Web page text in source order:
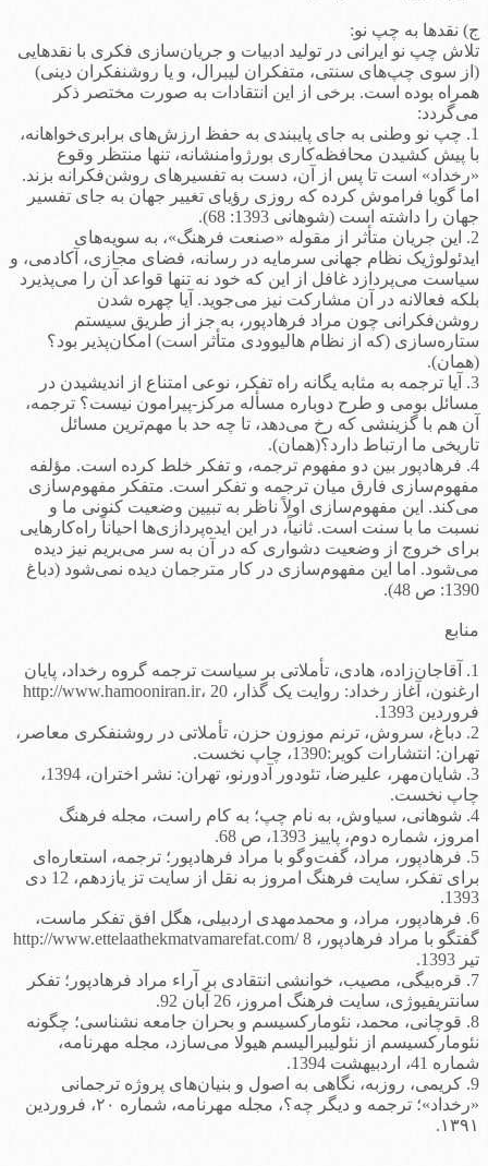
ج) نقدها به چپ نو:
تلاش چپ نو ایرانی در تولید ادبیات و جریان‌سازی فکری با نقدهایی
(از سوی چپ‌های سنتی، متفکران لیبرال، و یا روشنفکران دینی)
همراه بوده است. برخی از این انتقادات به صورت مختصر ذکر
می‌گردد:
1. چپ نو وطنی به جای پایبندی به حفظ ارزش‌های برابری‌خواهانه،
با پیش کشیدن محافظه‌کاری بورژوامنشانه، تنها منتظر وقوع
«رخداد» است تا پس از آن، دست به تفسیرهای روشن‌فکرانه بزند.
اما گویا فراموش کرده که روزی رؤیای تغییر جهان به جای تفسیر
جهان را داشته است (شوهانی 1393: 68).
2. این جریان متأثر از مقوله «صنعت فرهنگ»، به سویه‌های
ایدئولوژیک نظام جهانی سرمایه در رسانه، فضای مجازی، آکادمی، و
سیاست می‌پردازد غافل از این که خود نه تنها قواعد آن را می‌پذیرد
بلکه فعالانه در آن مشارکت نیز می‌جوید. آیا چهره شدن
روشن‌فکرانی چون مراد فرهادپور، به جز از طریق سیستم
ستاره‌سازی (که از نظام هالیوودی متأثر است) امکان‌پذیر بود؟
(همان).
3. آیا ترجمه به مثابه یگانه راه تفکر، نوعی امتناع از اندیشیدن در
مسائل بومی و طرح دوباره مسأله مرکز-پیرامون نیست؟ ترجمه،
آن هم با گزینشی که رخ می‌دهد، تا چه حد با مهم‌ترین مسائل
تاریخی ما ارتباط دارد؟(همان).
4. فرهادپور بین دو مفهوم ترجمه، و تفکر خلط کرده است. مؤلفه
مفهوم‌سازی فارق میان ترجمه و تفکر است. متفکر مفهوم‌سازی
می‌کند. این مفهوم‌سازی اولاً ناظر به تبیین وضعیت کنونی ما و
نسبت ما با سنت است. ثانیاً، در این ایده‌پردازی‌ها احیاناً راه‌کارهایی
برای خروج از وضعیت دشواری که در آن به سر می‌بریم نیز دیده
می‌شود. اما این مفهوم‌سازی در کار مترجمان دیده نمی‌شود (دباغ
1390: ص 48).
منابع
1. آقاجان‌زاده، هادی، تأملاتی بر سیاست ترجمه گروه رخداد، پایان
ارغنون، آغاز رخداد: روایت یک گذار، http://www.hamooniran.ir، 20
فروردین 1393.
2. دباغ، سروش، ترنم موزون حزن، تأملاتی در روشنفکری معاصر،
تهران: انتشارات کویر:1390، چاپ نخست.
3. شایان‌مهر، علیرضا، تئودور آدورنو، تهران: نشر اختران، 1394،
چاپ نخست.
4. شوهانی، سیاوش، به نام چپ؛ به کام راست، مجله فرهنگ
امروز، شماره دوم، پاییز 1393، ص 68.
5. فرهادپور، مراد، گفت‌وگو با مراد فرهادپور؛ ترجمه، استعاره‌ای
برای تفکر، سایت فرهنگ امروز به نقل از سایت تز یازدهم، 12 دی
1393.
6. فرهادپور، مراد، و محمدمهدی اردبیلی، هگل افق تفکر ماست،
گفتگو با مراد فرهادپور، http://www.ettelaathekmatvamarefat.com/ 8
تیر 1393.
7. قره‌بیگی، مصیب، خوانشی انتقادی بر آراء مراد فرهادپور؛ تفکر
سانتریفیوژی، سایت فرهنگ امروز، 26 آبان 92.
8. قوچانی، محمد، نئومارکسیسم و بحران جامعه نشناسی؛ چگونه
نئومارکسیسم از نئولیبرالیسم هیولا می‌سازد، مجله مهرنامه،
شماره 41، اردبیهشت 1394.
9. کریمی، روزبه، نگاهی به اصول و بنیان‌های پروژه ترجمانی
«رخداد»؛ ترجمه و دیگر چه؟، مجله مهرنامه، شماره ۲۰، فروردین
۱۳۹۱.